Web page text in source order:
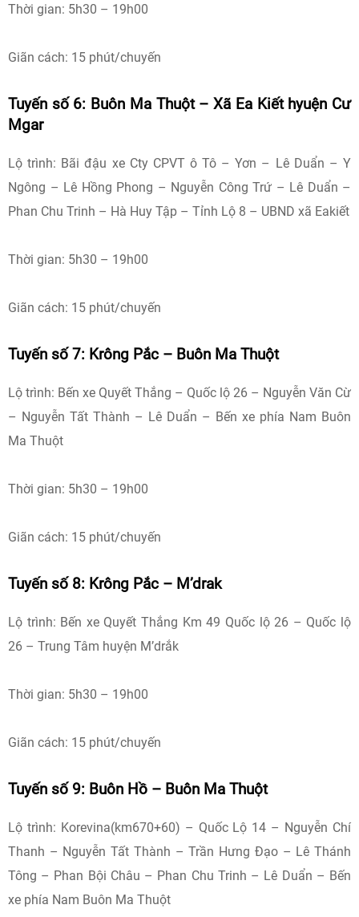
Thời gian: 5h30 – 19h00
Giãn cách: 15 phút/chuyến
Tuyến số 6: Buôn Ma Thuột – Xã Ea Kiết hyuện Cư
Mgar
Lộ trình: Bãi đậu xe Cty CPVT ô Tô – Yơn – Lê Duẩn – Y
Ngông – Lê Hồng Phong – Nguyễn Công Trứ – Lê Duẩn –
Phan Chu Trinh – Hà Huy Tập – Tỉnh Lộ 8 – UBND xã Eakiết
Thời gian: 5h30 – 19h00
Giãn cách: 15 phút/chuyến
Tuyến số 7: Krông Pắc – Buôn Ma Thuột
Lộ trình: Bến xe Quyết Thắng – Quốc lộ 26 – Nguyễn Văn Cừ
– Nguyễn Tất Thành – Lê Duẩn – Bến xe phía Nam Buôn
Ma Thuột
Thời gian: 5h30 – 19h00
Giãn cách: 15 phút/chuyến
Tuyến số 8: Krông Pắc – M’drak
Lộ trình: Bến xe Quyết Thắng Km 49 Quốc lộ 26 – Quốc lộ
26 – Trung Tâm huyện M’drắk
Thời gian: 5h30 – 19h00
Giãn cách: 15 phút/chuyến
Tuyến số 9: Buôn Hồ – Buôn Ma Thuột
Lộ trình: Korevina(km670+60) – Quốc Lộ 14 – Nguyễn Chí
Thanh – Nguyễn Tất Thành – Trần Hưng Đạo – Lê Thánh
Tông – Phan Bội Châu – Phan Chu Trinh – Lê Duẩn – Bến
xe phía Nam Buôn Ma Thuột